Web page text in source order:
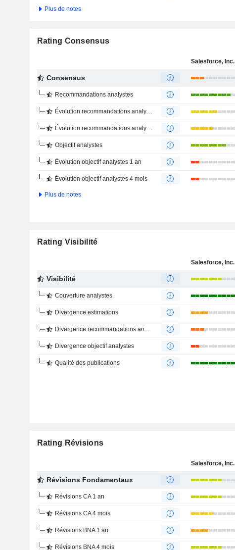
Plus de notes
Rating Consensus
Salesforce, Inc.
Consensus
Recommandations analystes
Évolution recommandations analystes 1 an
Évolution recommandations analystes 4 mois
Objectif analystes
Évolution objectif analystes 1 an
Évolution objectif analystes 4 mois
Plus de notes
Rating Visibilité
Salesforce, Inc.
Visibilité
Couverture analystes
Divergence estimations
Divergence recommandations analystes
Divergence objectif analystes
Qualité des publications
Rating Révisions
Salesforce, Inc.
Révisions Fondamentaux
Révisions CA 1 an
Révisions CA 4 mois
Révisions BNA 1 an
Révisions BNA 4 mois